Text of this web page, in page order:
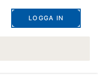
LOGGA IN